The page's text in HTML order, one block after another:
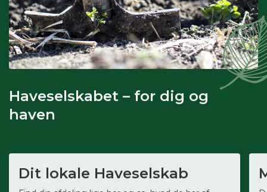
Haveselskabet – for dig og
haven
Dit lokale Haveselskab